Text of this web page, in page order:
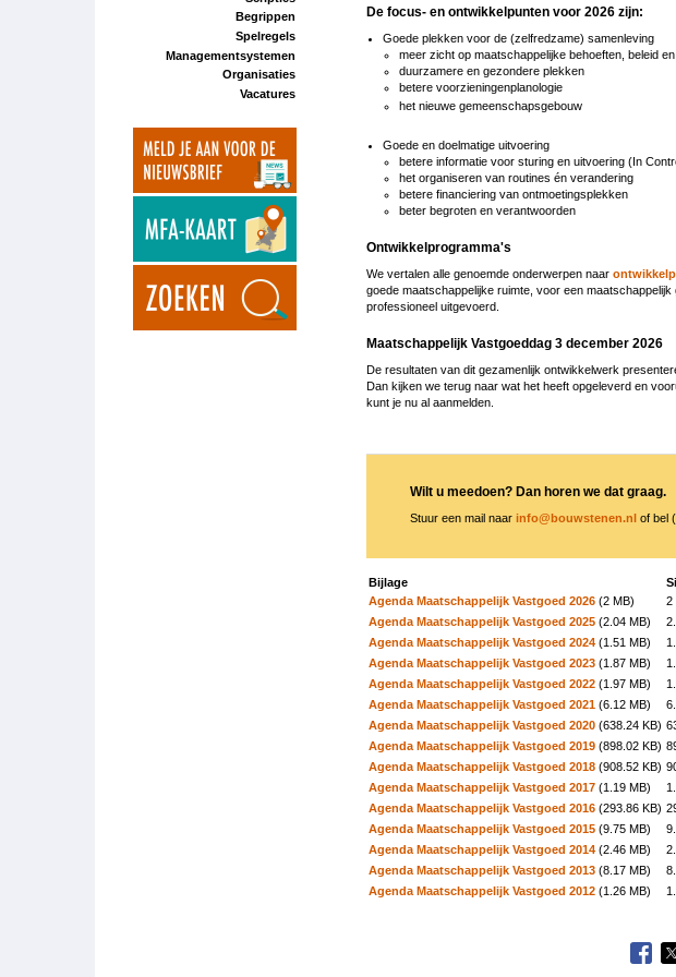
Begrippen
Spelregels
Managementsystemen
Organisaties
Vacatures
De focus- en ontwikkelpunten voor 2026 zijn:
Goede plekken voor de (zelfredzame) samenleving
meer zicht op maatschappelijke behoeften, beleid
duurzamere en gezondere plekken
betere voorzieningenplanologie
het nieuwe gemeenschapsgebouw
Goede en doelmatige uitvoering
betere informatie voor sturing en uitvoering (In
het organiseren van routines én verandering
betere financiering van ontmoetingsplekken
beter begroten en verantwoorden
Ontwikkelprogramma's
We vertalen alle genoemde onderwerpen naar
goede maatschappelijke ruimte, voor een
professioneel uitgevoerd.
Maatschappelijk Vastgoeddag 3 december 2026
De resultaten van dit gezamenlijk ontwikkelwerk
Dan kijken we terug naar wat het heeft opgeleverd en
kunt je nu al aanmelden.
Wilt u meedoen? Dan horen we dat graag.
Stuur een mail naar info@bouwstenen.nl of bel
Bijlage
Agenda Maatschappelijk Vastgoed 2026 (2 MB)
2
Agenda Maatschappelijk Vastgoed 2025 (2.04 MB)
Agenda Maatschappelijk Vastgoed 2024 (1.51 MB)
Agenda Maatschappelijk Vastgoed 2023 (1.87 MB)
Agenda Maatschappelijk Vastgoed 2022 (1.97 MB)
Agenda Maatschappelijk Vastgoed 2021 (6.12 MB)
Agenda Maatschappelijk Vastgoed 2020 (638.24 KB)
Agenda Maatschappelijk Vastgoed 2019 (898.02 KB)
Agenda Maatschappelijk Vastgoed 2018 (908.52 KB)
Agenda Maatschappelijk Vastgoed 2017 (1.19 MB)
Agenda Maatschappelijk Vastgoed 2016 (293.86 KB)
Agenda Maatschappelijk Vastgoed 2015 (9.75 MB)
Agenda Maatschappelijk Vastgoed 2014 (2.46 MB)
Agenda Maatschappelijk Vastgoed 2013 (8.17 MB)
Agenda Maatschappelijk Vastgoed 2012 (1.26 MB)